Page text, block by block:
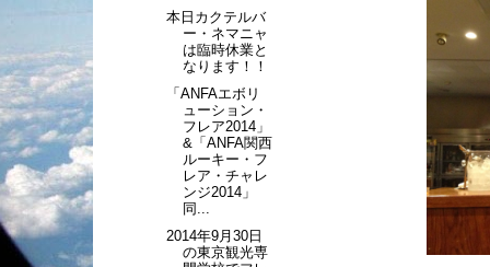
本日カクテルバ
ー・ネマニャ
は臨時休業と
なります！！
「ANFAエボリ
ューション・
フレア2014」
&「ANFA関西
ルーキー・フ
レア・チャレ
ンジ2014」
同...
2014年9月30日
の東京観光専